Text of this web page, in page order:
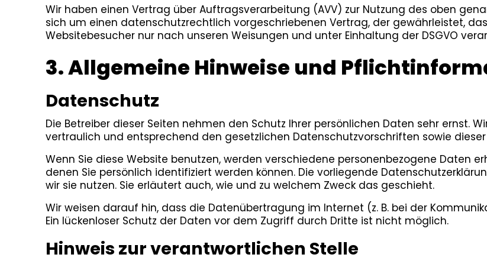
Wir haben einen Vertrag über Auftragsverarbeitung (AVV) zur Nutzung des oben
sich um einen datenschutzrechtlich vorgeschriebenen Vertrag, der gewährleistet,
Websitebesucher nur nach unseren Weisungen und unter Einhaltung der DSGVO
3. Allgemeine Hinweise und
Datenschutz
Die Betreiber dieser Seiten nehmen den Schutz Ihrer persönlichen Daten sehr ernst.
vertraulich und entsprechend den gesetzlichen Datenschutzvorschriften sowie
Wenn Sie diese Website benutzen, werden verschiedene personenbezogene Daten
denen Sie persönlich identifiziert werden können. Die vorliegende
wir sie nutzen. Sie erläutert auch, wie und zu welchem Zweck das geschieht.
Wir weisen darauf hin, dass die Datenübertragung im Internet (z. B. bei der
Ein lückenloser Schutz der Daten vor dem Zugriff durch Dritte ist nicht möglich.
Hinweis zur verantwortlichen Stelle